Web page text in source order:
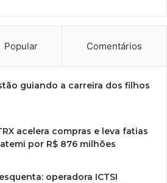
Popular Comentários
guiando a carreira dos filhos
acelera compras e leva fatias
por R$ 876 milhões
operadora ICTSI